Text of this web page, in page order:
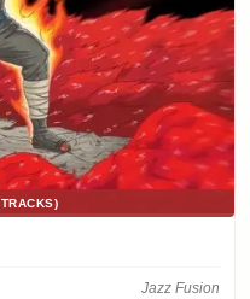
Jazz Fusion